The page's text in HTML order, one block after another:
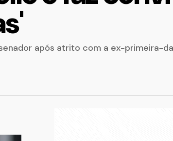
após atrito com a ex-primeira-